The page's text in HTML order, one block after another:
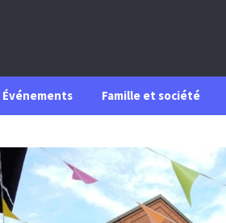
Événements Famille et société